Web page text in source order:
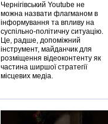
Чернігівський Youtube не
можна назвати флагманом в
інформування та впливу на
суспільно-політичну ситуацію.
Це, радше, допоміжний
інструмент, майданчик для
розміщення відеоконтенту як
частина ширшої стратегії
місцевих медіа.